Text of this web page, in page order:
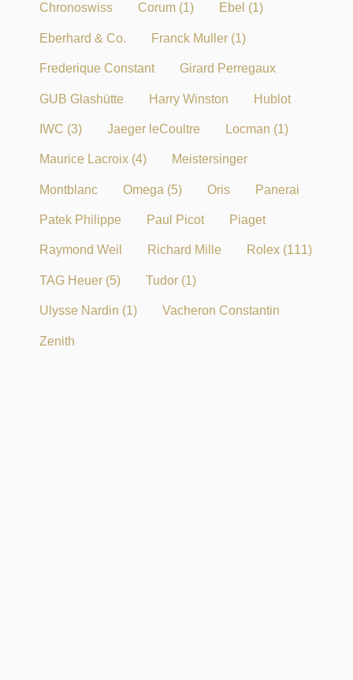
Chronoswiss Corum (1) Ebel (1)
Eberhard & Co. Franck Muller (1)
Frederique Constant Girard Perregaux
GUB Glashütte Harry Winston Hublot
IWC (3) Jaeger leCoultre Locman (1)
Maurice Lacroix (4) Meistersinger
Montblanc Omega (5) Oris Panerai
Patek Philippe Paul Picot Piaget
Raymond Weil Richard Mille Rolex (111)
TAG Heuer (5) Tudor (1)
Ulysse Nardin (1) Vacheron Constantin
Zenith